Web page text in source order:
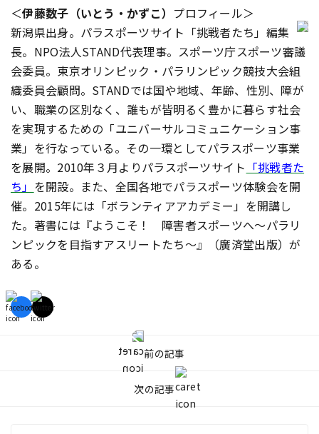
＜伊藤数子（いとう・かずこ） プロフィール＞
新潟県出身。パラスポーツサイト「挑戦者たち」編集
長。NPO法人STAND代表理事。スポーツ庁スポーツ審議
会委員。東京オリンピック・パラリンピック競技大会組
織委員会顧問。STANDでは国や地域、年齢、性別、障が
い、職業の区別なく、誰もが皆明るく豊かに暮らす社会
を実現するための「ユニバーサルコミュニケーション事
業」を行なっている。その一環としてパラスポーツ事業
を展開。 2010年３月よりパラスポーツサイト 「挑戦者た
ち」 を開設。また、全国各地でパラスポーツ体験会を開
催。2015年には「ボランティアアカデミー」を開講し
た。著書には『ようこそ！ 障害者スポーツへ～パラリ
ンピックを目指すアスリートたち～』（廣済堂出版）が
ある。
前の記事
次の記事